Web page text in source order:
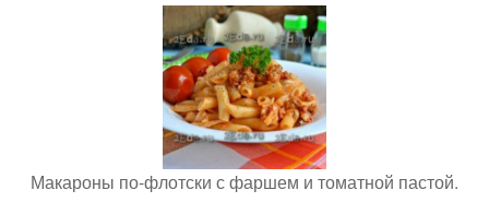
Макароны по-флотски с фаршем и томатной пастой.